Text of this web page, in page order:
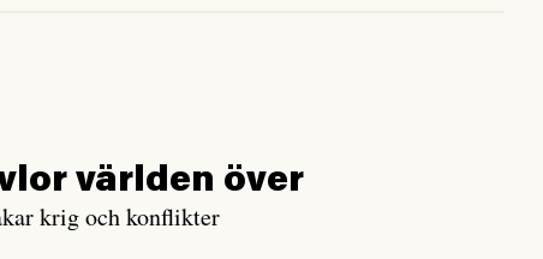
världen över
krig och konflikter